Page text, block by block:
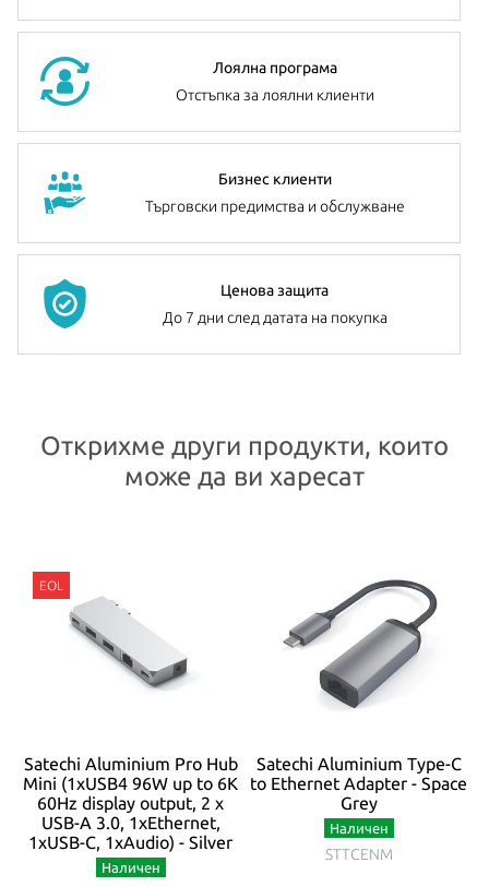
Лоялна програма
Отстъпка за лоялни клиенти
Бизнес клиенти
Търговски предимства и обслужване
Ценова защита
До 7 дни след датата на покупка
Открихме други продукти, които
може да ви харесат
Satechi Aluminium Pro Hub
Mini (1xUSB4 96W up to 6K
60Hz display output, 2 x
USB-A 3.0, 1xEthernet,
1xUSB-C, 1xAudio) - Silver
Наличен
Satechi Aluminium Type-C
to Ethernet Adapter - Space
Grey
Наличен
STTCENM